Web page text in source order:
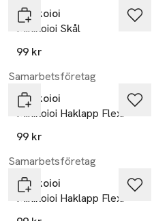
Minikoioi
Minikoioi Skål
99 kr
Samarbetsföretag
Minikoioi
Minikoioi Haklapp Flexi
99 kr
Samarbetsföretag
Minikoioi
Minikoioi Haklapp Flexi